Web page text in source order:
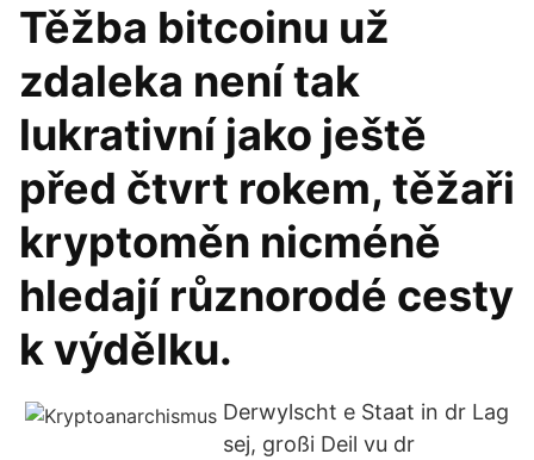
Těžba bitcoinu už
zdaleka není tak
lukrativní jako ještě
před čtvrt rokem, těžaři
kryptoměn nicméně
hledají různorodé cesty
k výdělku.
Derwylscht e Staat in dr Lag
sej, großi Deil vu dr